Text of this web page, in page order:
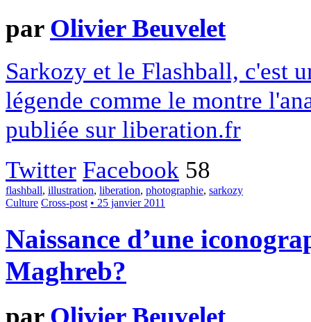
par Olivier Beuvelet
Sarkozy et le Flashball, c'est
légende comme le montre
publiée sur liberation.fr
Twitter Facebook 58
flashball, illustration, liberation, photographie, sarkozy
Culture Cross-post • 25 janvier 2011
Naissance d’une
Maghreb?
par Olivier Beuvelet